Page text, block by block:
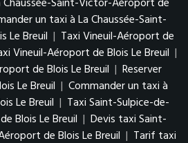
un taxi à La Chaussée-Saint-
Le Breuil | Taxi Vineuil-Aéroport de
Vineuil-Aéroport de Blois Le Breuil |
de Blois Le Breuil | Reserver
Le Breuil | Commander un taxi à
Le Breuil | Taxi Saint-Sulpice-de-
Blois Le Breuil | Devis taxi Saint-
de Blois Le Breuil | Tarif taxi